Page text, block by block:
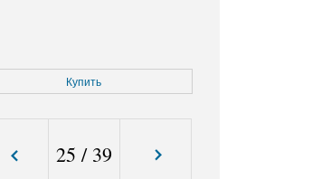
Купить
25 / 39